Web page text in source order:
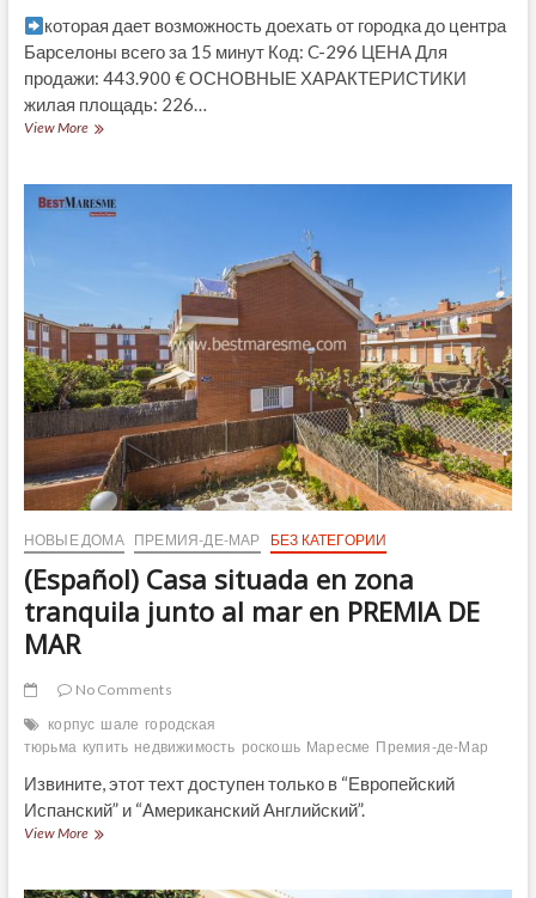
которая дает возможность доехать от городка до центра
Барселоны всего за 15 минут Код: C-296 ЦЕНА Для
продажи: 443.900 € ОСНОВНЫЕ ХАРАКТЕРИСТИКИ
жилая площадь: 226…
View MoreЭксклюзивный
домов
Мар
на
побережье
Коста-
де-
Барселона,
НОВЫЕ ДОМА ПРЕМИЯ-ДЕ-МАР БЕЗ КАТЕГОРИИ
(Español) Casa situada en zona
tranquila junto al mar en PREMIA DE
MAR
No Comments
корпус шале городская
тюрьма купить недвижимость роскошь Маресме Премия-де-Мар
Извините, этот техт доступен только в “Европейский
Испанский” и “Американский Английский”.
View More(Español)